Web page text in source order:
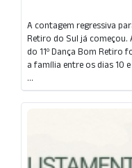
A contagem regressiva
Retiro do Sul já
do 11º Dança Bom Retiro
a família entre os dias 10 e
...